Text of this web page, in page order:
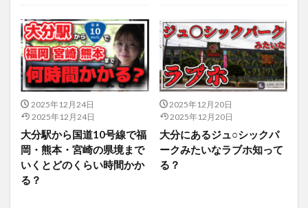
2025年12月24日
2025年12月24日
大分駅から国道10号線で福
岡・熊本・宮崎の県境まで
いくとどのくらい時間かか
る？
2025年12月20日
2025年12月20日
大分にあるジュ○シックパ
ークみたいなラブホ知って
る？